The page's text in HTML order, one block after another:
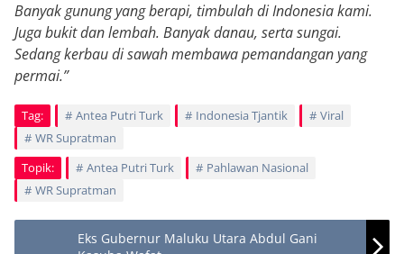
Banyak gunung yang berapi, timbulah di Indonesia kami.
Juga bukit dan lembah. Banyak danau, serta sungai.
Sedang kerbau di sawah membawa pemandangan yang
permai.”
Tag: Antea Putri Turk Indonesia Tjantik
Viral
WR Supratman
Topik:
Antea Putri Turk
Pahlawan Nasional
WR Supratman
Eks Gubernur Maluku Utara Abdul Gani